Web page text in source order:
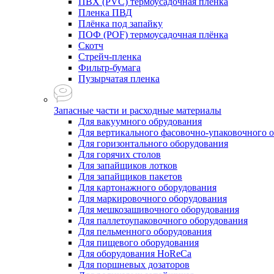
Пленка ПВД
Плёнка под запайку
ПОФ (POF) термоусадочная плёнка
Скотч
Стрейч-пленка
Фильтр-бумага
Пузырчатая пленка
Запасные части и расходные материалы
Для вакуумного обрудования
Для вертикального фасовочно-упаковочного
Для горизонтального оборудования
Для горячих столов
Для запайщиков лотков
Для запайщиков пакетов
Для картонажного оборудования
Для маркировочного оборудования
Для мешкозашивочного оборудования
Для паллетоупаковочного оборудования
Для пельменного оборудования
Для пищевого оборудования
Для оборудования HoReCa
Для поршневых дозаторов